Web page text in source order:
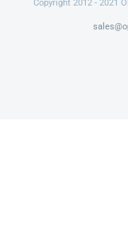
Copyright 2012 -